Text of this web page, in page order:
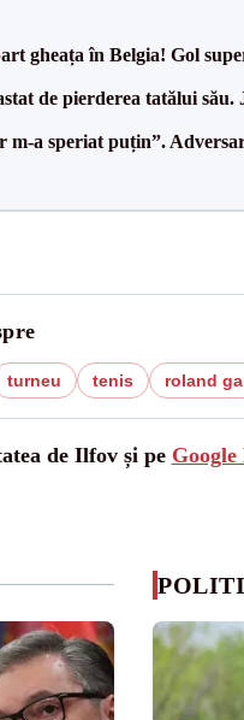
gheața în Belgia! Gol
de pierderea tatălui său.
m-a speriat puțin”.
turneu tenis roland
de Ilfov și pe Google